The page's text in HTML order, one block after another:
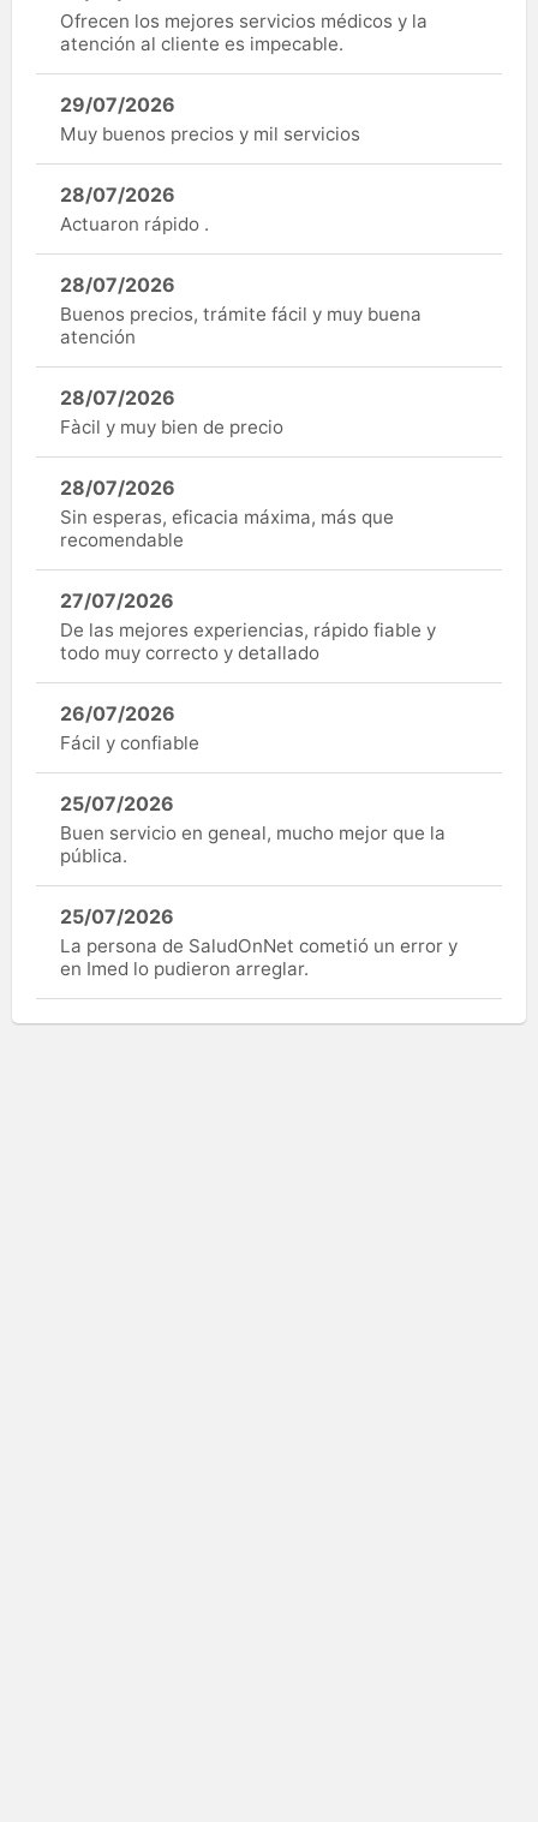
Ofrecen los mejores servicios médicos y la
atención al cliente es impecable.
29/07/2026
Muy buenos precios y mil servicios
28/07/2026
Actuaron rápido .
28/07/2026
Buenos precios, trámite fácil y muy buena
atención
28/07/2026
Fàcil y muy bien de precio
28/07/2026
Sin esperas, eficacia máxima, más que
recomendable
27/07/2026
De las mejores experiencias, rápido fiable y
todo muy correcto y detallado
26/07/2026
Fácil y confiable
25/07/2026
Buen servicio en geneal, mucho mejor que la
pública.
25/07/2026
La persona de SaludOnNet cometió un error y
en Imed lo pudieron arreglar.